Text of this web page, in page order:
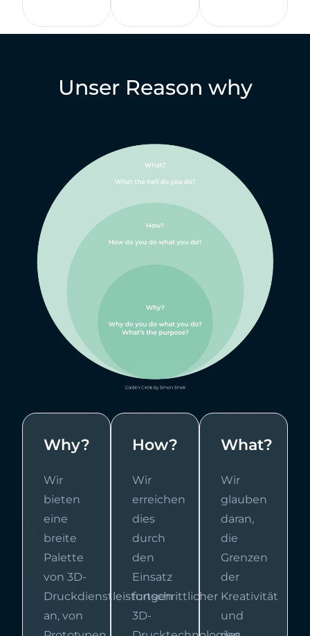
Unser Reason why
Why?
Wir
bieten
eine
breite
Palette
von 3D-
Druckdienstleistungen
an, von
How?
Wir
erreichen
dies
durch
den
Einsatz
fortschrittlicher
3D-
What?
Wir
glauben
daran,
die
Grenzen
der
Kreativität
und